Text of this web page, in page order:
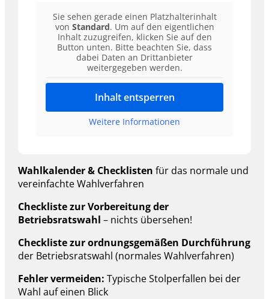
Sie sehen gerade einen Platzhalterinhalt
von Standard. Um auf den eigentlichen
Inhalt zuzugreifen, klicken Sie auf den
Button unten. Bitte beachten Sie, dass
dabei Daten an Drittanbieter
weitergegeben werden.
Inhalt entsperren
Weitere Informationen
Wahlkalender & Checklisten für das normale und
vereinfachte Wahlverfahren
Checkliste zur Vorbereitung der
Betriebsratswahl – nichts übersehen!
Checkliste zur ordnungsgemäßen Durchführung
der Betriebsratswahl (normales Wahlverfahren)
Fehler vermeiden: Typische Stolperfallen bei der
Wahl auf einen Blick